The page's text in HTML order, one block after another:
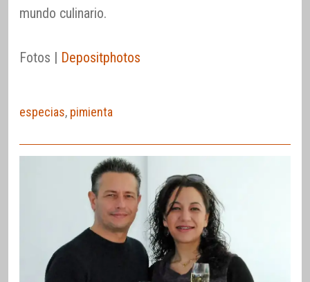
mundo culinario.
Fotos | Depositphotos
especias, pimienta